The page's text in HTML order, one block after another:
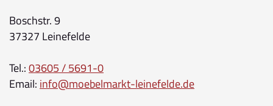
Boschstr. 9
37327 Leinefelde
Tel.:03605 / 5691-0
Email: info@moebelmarkt-leinefelde.de